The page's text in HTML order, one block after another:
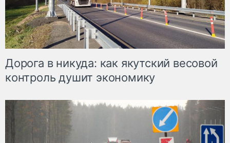
Дорога в никуда: как якутский весовой
контроль душит экономику